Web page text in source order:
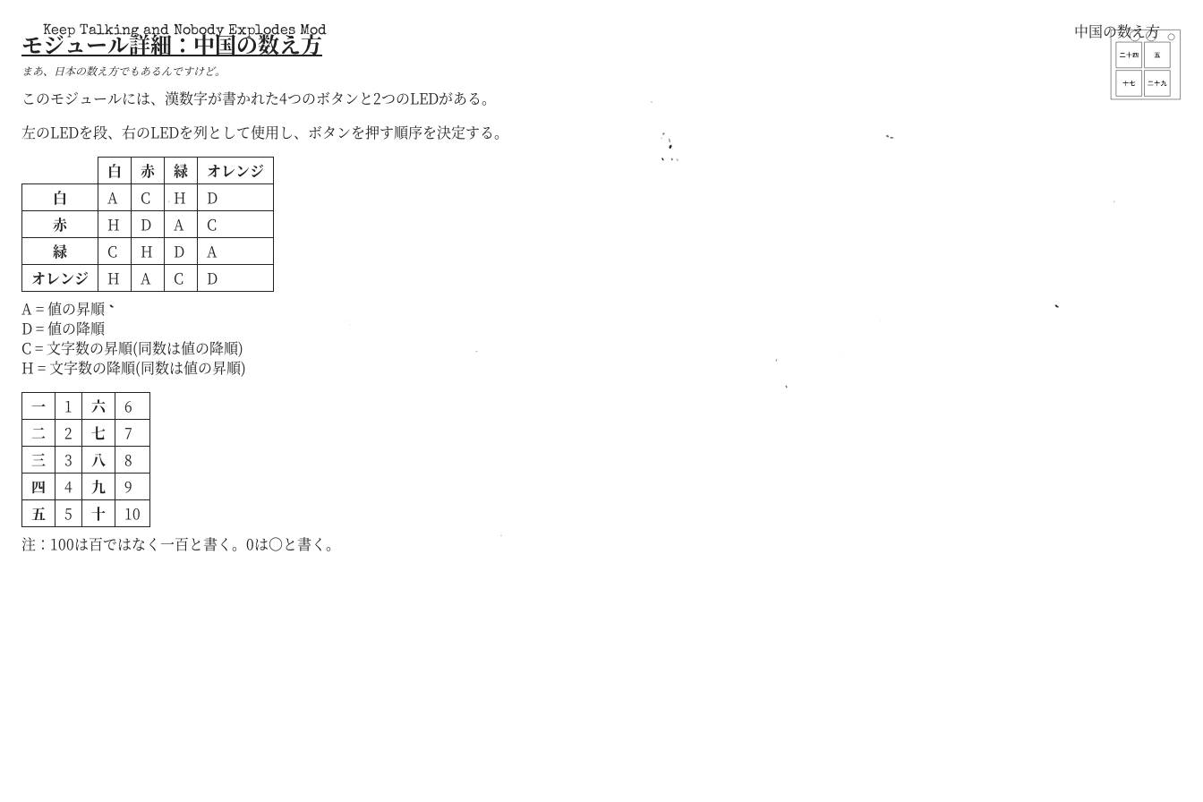
Keep Talking and Nobody Explodes Mod 中国の数え方
モジュール詳細：中国の数え方
まあ、日本の数え方でもあるんですけど。
このモジュールには、漢数字が書かれた4つのボタンと2つのLEDがある。
左のLEDを段、右のLEDを列として使用し、ボタンを押す順序を決定する。
白
赤 緑
オレンジ
白
A C H
D
赤
H D A
C
緑
C H D
A
オレンジ
H A C
D
A = 値の昇順
D = 値の降順
C = 文字数の昇順(同数は値の降順)
H = 文字数の降順(同数は値の昇順)
一
1 六
6
二
2 七
7
三
3 八
8
四
4 九
9
五
5 十
10
注：100は百ではなく一百と書く。0は〇と書く。